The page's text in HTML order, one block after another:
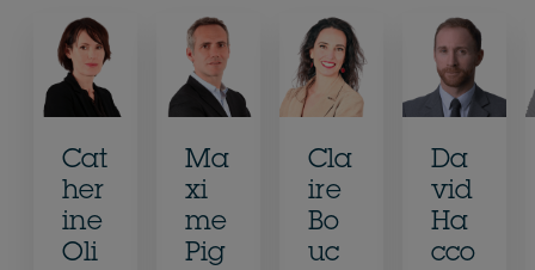
Cat
her
ine
Oli
Ma
xi
me
Pig
Cla
ire
Bo
uc
Da
vid
Ha
cco